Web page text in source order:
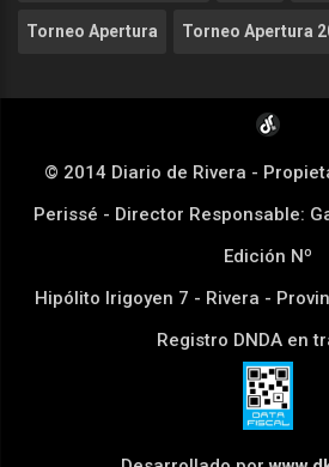
Torneo Apertura Torneo Apertura
© 2014 Diario de Rivera -
Perissé - Director Responsable:
Edición Nº
Hipólito Irigoyen 7 - Rivera -
Registro DNDA en